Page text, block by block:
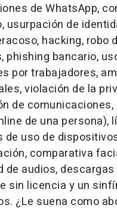
de WhatsApp,
usurpación de
hacking, robo
phishing bancario,
por trabajadores,
violación de la
de
de una persona),
de uso de
comparativa
de audios,
sin licencia y un
¿Le suena como